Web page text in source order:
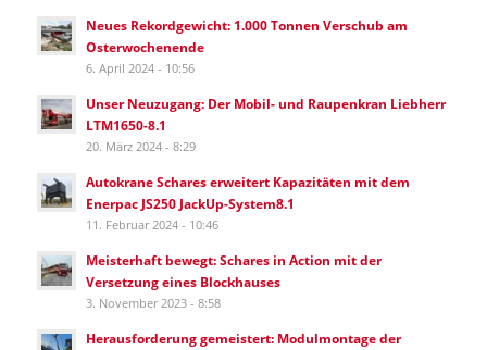
Neues Rekordgewicht: 1.000 Tonnen Verschub am
Osterwochenende
6. April 2024 - 10:56
Unser Neuzugang: Der Mobil- und Raupenkran Liebherr
LTM1650-8.1
20. März 2024 - 8:29
Autokrane Schares erweitert Kapazitäten mit dem
Enerpac JS250 JackUp-System8.1
11. Februar 2024 - 10:46
Meisterhaft bewegt: Schares in Action mit der
Versetzung eines Blockhauses
3. November 2023 - 8:58
Herausforderung gemeistert: Modulmontage der